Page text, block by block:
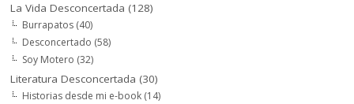
La Vida Desconcertada (128)
Burrapatos (40)
Desconcertado (58)
Soy Motero (32)
Literatura Desconcertada (30)
Historias desde mi e-book (14)